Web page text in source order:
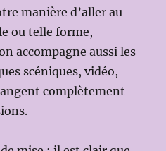
manière d’aller au
ou telle forme,
accompagne aussi les
scéniques, vidéo,
complètement